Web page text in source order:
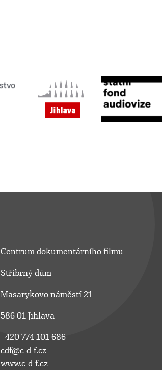
Centrum dokumentárního filmu
Stříbrný dům
Masarykovo náměstí 21
586 01 Jihlava
+420 774 101 686
cdf@c-d-f.cz
www.c-d-f.cz